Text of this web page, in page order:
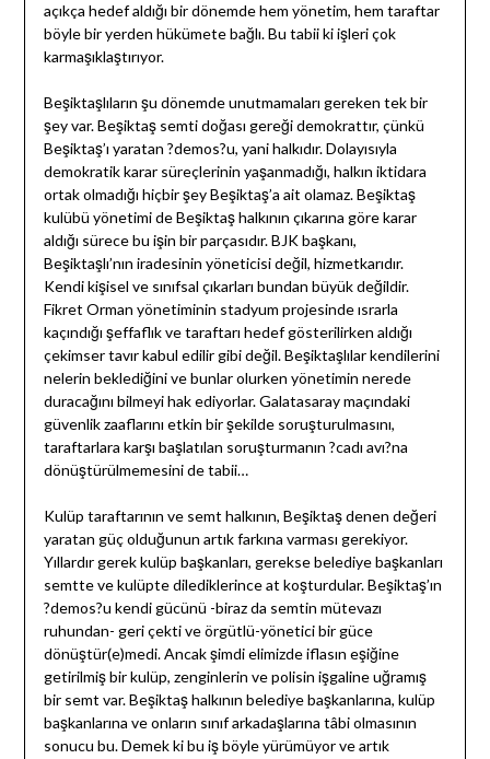
açıkça hedef aldığı bir dönemde hem yönetim, hem taraftar
böyle bir yerden hükümete bağlı. Bu tabii ki işleri çok
karmaşıklaştırıyor.
Beşiktaşlıların şu dönemde unutmamaları gereken tek bir
şey var. Beşiktaş semti doğası gereği demokrattır, çünkü
Beşiktaş’ı yaratan ?demos?u, yani halkıdır. Dolayısıyla
demokratik karar süreçlerinin yaşanmadığı, halkın iktidara
ortak olmadığı hiçbir şey Beşiktaş’a ait olamaz. Beşiktaş
kulübü yönetimi de Beşiktaş halkının çıkarına göre karar
aldığı sürece bu işin bir parçasıdır. BJK başkanı,
Beşiktaşlı’nın iradesinin yöneticisi değil, hizmetkarıdır.
Kendi kişisel ve sınıfsal çıkarları bundan büyük değildir.
Fikret Orman yönetiminin stadyum projesinde ısrarla
kaçındığı şeffaflık ve taraftarı hedef gösterilirken aldığı
çekimser tavır kabul edilir gibi değil. Beşiktaşlılar kendilerini
nelerin beklediğini ve bunlar olurken yönetimin nerede
duracağını bilmeyi hak ediyorlar. Galatasaray maçındaki
güvenlik zaaflarını etkin bir şekilde soruşturulmasını,
taraftarlara karşı başlatılan soruşturmanın ?cadı avı?na
dönüştürülmemesini de tabii…
Kulüp taraftarının ve semt halkının, Beşiktaş denen değeri
yaratan güç olduğunun artık farkına varması gerekiyor.
Yıllardır gerek kulüp başkanları, gerekse belediye başkanları
semtte ve kulüpte dilediklerince at koşturdular. Beşiktaş’ın
?demos?u kendi gücünü -biraz da semtin mütevazı
ruhundan- geri çekti ve örgütlü-yönetici bir güce
dönüştür(e)medi. Ancak şimdi elimizde iflasın eşiğine
getirilmiş bir kulüp, zenginlerin ve polisin işgaline uğramış
bir semt var. Beşiktaş halkının belediye başkanlarına, kulüp
başkanlarına ve onların sınıf arkadaşlarına tâbi olmasının
sonucu bu. Demek ki bu iş böyle yürümüyor ve artık